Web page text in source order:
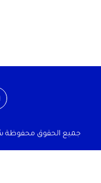
جميع الحقوق محفوظة